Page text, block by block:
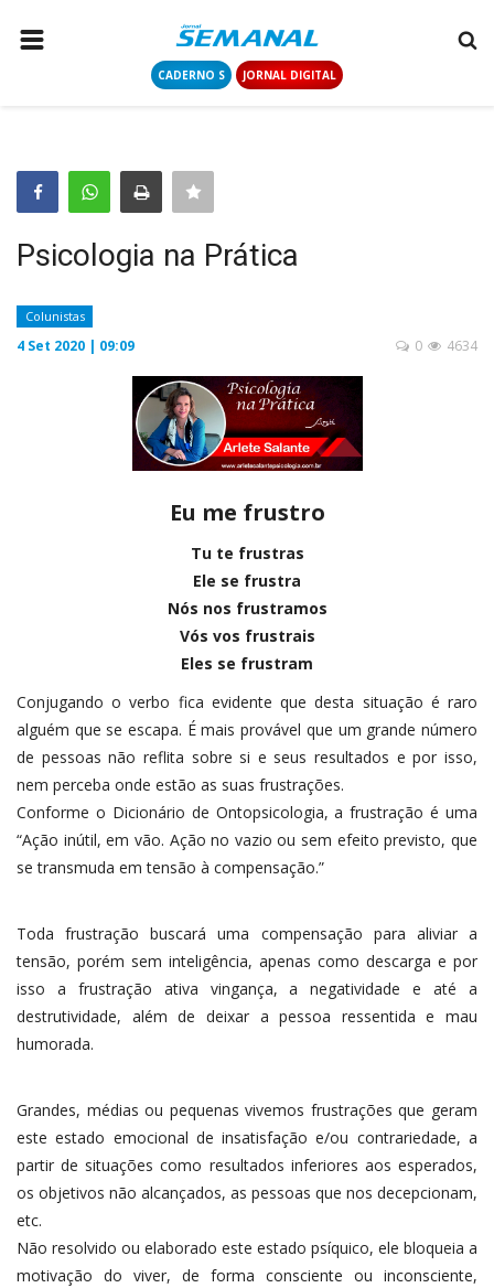
CADERNO S JORNAL DIGITAL
COLUNISTAS
CONTATO
LOGIN
CADASTRAR
JORNAL DIGITAL
Psicologia na Prática
Colunistas
4 Set 2020 | 09:09 4634
0
Eu me frustro
Tu te frustras
Ele se frustra
Nós nos frustramos
Vós vos frustrais
Eles se frustram
Conjugando o verbo fica evidente que desta situação é raro
alguém que se escapa. É mais provável que um grande número
de pessoas não reflita sobre si e seus resultados e por isso,
nem perceba onde estão as suas frustrações.
Conforme o Dicionário de Ontopsicologia, a frustração é uma
“Ação inútil, em vão. Ação no vazio ou sem efeito previsto, que
se transmuda em tensão à compensação.”
Toda frustração buscará uma compensação para aliviar a
tensão, porém sem inteligência, apenas como descarga e por
isso a frustração ativa vingança, a negatividade e até a
destrutividade, além de deixar a pessoa ressentida e mau
humorada.
Grandes, médias ou pequenas vivemos frustrações que geram
este estado emocional de insatisfação e/ou contrariedade, a
partir de situações como resultados inferiores aos esperados,
os objetivos não alcançados, as pessoas que nos decepcionam,
etc.
Não resolvido ou elaborado este estado psíquico, ele bloqueia a
motivação do viver, de forma consciente ou inconsciente,